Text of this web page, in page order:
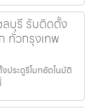
ลบุรี รับติดตั้ง
ทั่วกรุงเทพ
ประตูรีโมทอัตโนมัติ